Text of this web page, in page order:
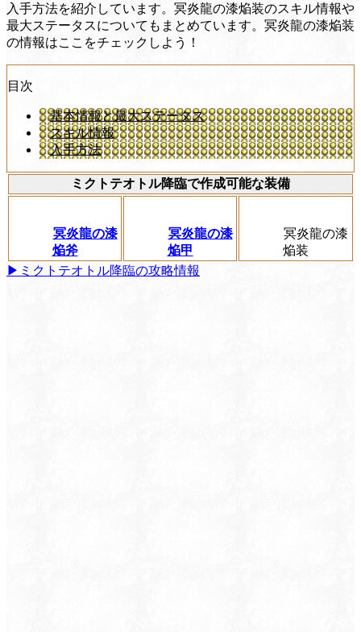
入手方法を紹介しています。冥炎龍の漆焔装のスキル情報や
最大ステータスについてもまとめています。冥炎龍の漆焔装
の情報はここをチェックしよう！
目次
基本情報と最大ステータス
スキル情報
入手方法
ミクトテオトル降臨で作成可能な装備
冥炎龍の漆
焔斧
冥炎龍の漆
焔甲
冥炎龍の漆
焔装
▶ミクトテオトル降臨の攻略情報